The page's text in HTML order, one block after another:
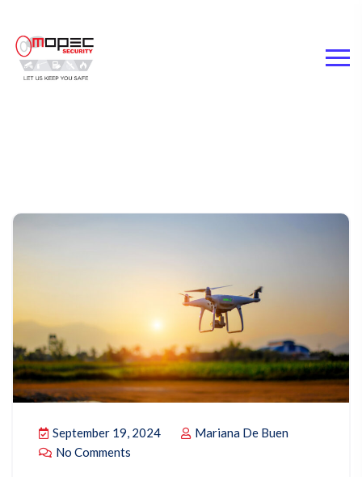
September 19, 2024
Mariana De Buen
No Comments